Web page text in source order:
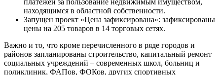
находящимся в областной собственности.
Запущен проект «Цена зафиксирована»: зафиксированы
цены на 205 товаров в 14 торговых сетях.
Важно и то, что кроме перечисленного в ряде городов и
районов запланированы строительство, капитальный ремонт
социальных учреждений – современных школ, больниц и
поликлиник, ФАПов, ФОКов, других спортивных